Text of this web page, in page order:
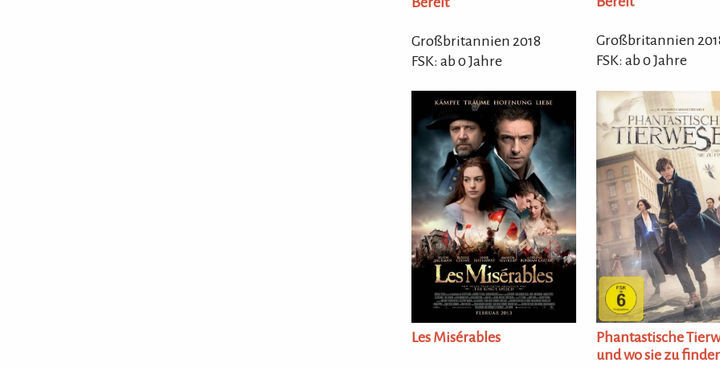
Großbritannien 2018
FSK: ab 0 Jahre
Großbritannien
FSK: ab 0 Jahre
Les Misérables
Phantastische
und wo sie zu